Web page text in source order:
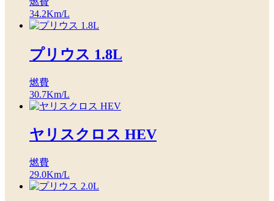
34.2Km/L
プリウス 1.8L
燃費
30.7Km/L
ヤリスクロス HEV
燃費
29.0Km/L